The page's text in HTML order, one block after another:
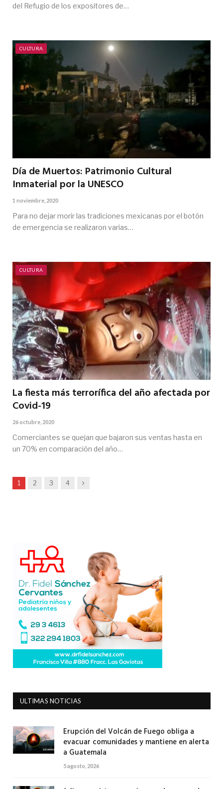
del Refugio de los expositores de…
CULTURA
Día de Muertos: Patrimonio Cultural
Inmaterial por la UNESCO
1 noviembre, 2020
Para no dejar morir las tradiciones mexicanas por el botón
de emergencia se realizaron varias…
CULTURA
La fiesta más terrorífica del año afectada por
Covid-19
26 octubre, 2020
Comerciantes se quejan que bajaron sus ventas hasta en
un 70% en comparación del año…
1 2 3 4 Siguiente
ULTIMAS NOTICIAS
Erupción del Volcán de Fuego obliga a
evacuar comunidades y mantiene en alerta
a Guatemala
5 agosto, 2026